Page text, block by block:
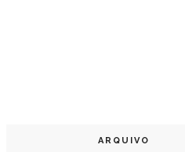
ARQUIVO